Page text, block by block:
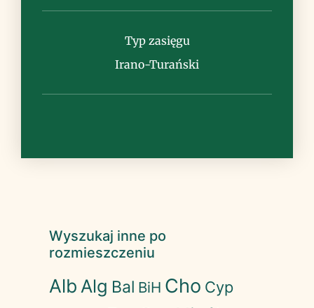
dolegliwości i chorób, obecnie w
Typ zasięgu
Irano-Turański
Wyszukaj inne po
rozmieszczeniu
Alb Alg Bal BiH Cho Cyp